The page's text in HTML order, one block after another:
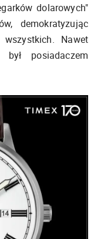
dolarowych"
demokratyzując
Nawet
posiadaczem